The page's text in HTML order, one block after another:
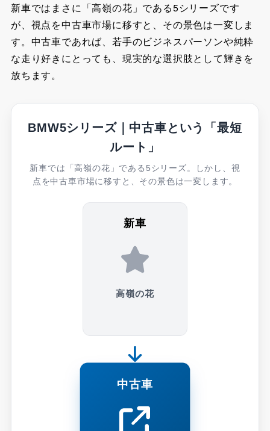
新車ではまさに「高嶺の花」である5シリーズです
が、視点を中古車市場に移すと、その景色は一変しま
す。中古車であれば、若手のビジネスパーソンや純粋
な走り好きにとっても、現実的な選択肢として輝きを
放ちます。
BMW5シリーズ｜中古車という「最短
ルート」
新車では「高嶺の花」である5シリーズ。しかし、視
点を中古車市場に移すと、その景色は一変します。
新車
高嶺の花
中古車